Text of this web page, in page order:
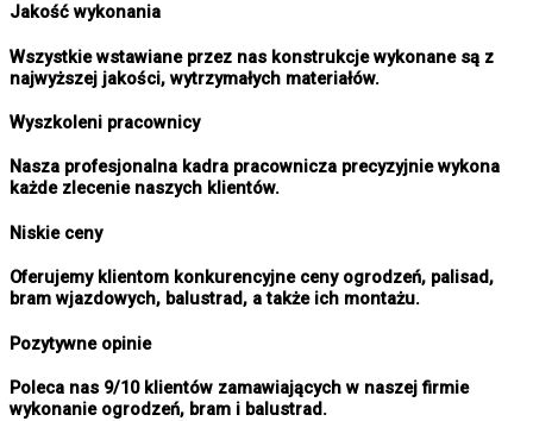
Jakość wykonania
Wszystkie wstawiane przez nas konstrukcje wykonane są z
najwyższej jakości, wytrzymałych materiałów.
Wyszkoleni pracownicy
Nasza profesjonalna kadra pracownicza precyzyjnie wykona
każde zlecenie naszych klientów.
Niskie ceny
Oferujemy klientom konkurencyjne ceny ogrodzeń, palisad,
bram wjazdowych, balustrad, a także ich montażu.
Pozytywne opinie
Poleca nas 9/10 klientów zamawiających w naszej firmie
wykonanie ogrodzeń, bram i balustrad.